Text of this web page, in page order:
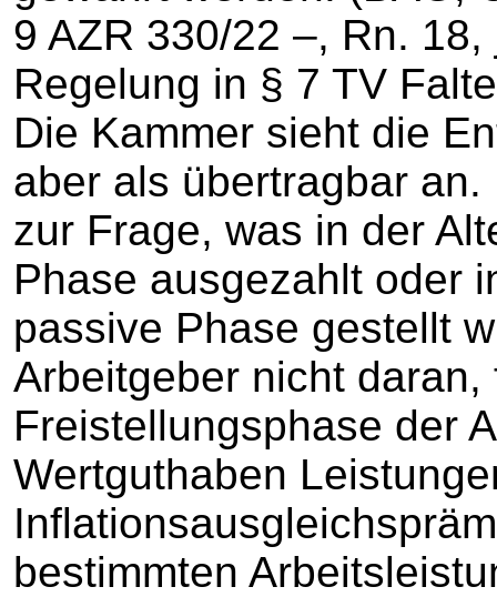
9 AZR 330/22 –, Rn.
Regelung in § 7 TV
Die Kammer sieht die
aber als übertragbar
zur Frage, was in der
Phase ausgezahlt oder
passive Phase gestellt
Arbeitgeber nicht
Freistellungsphase der
Wertguthaben
bestimmten